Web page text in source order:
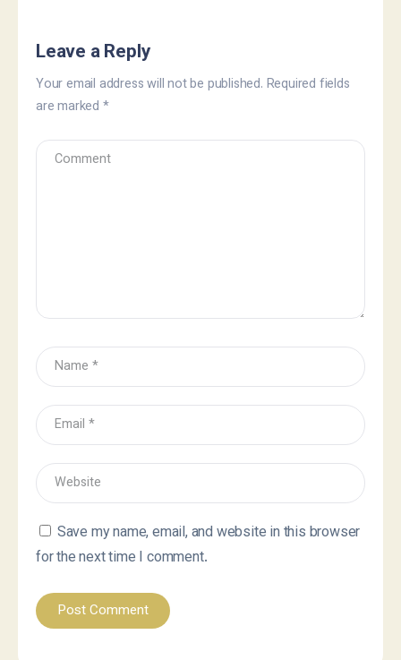
Leave a Reply
Your email address will not be published. Required fields
are marked *
Save my name, email, and website in this browser
for the next time I comment.